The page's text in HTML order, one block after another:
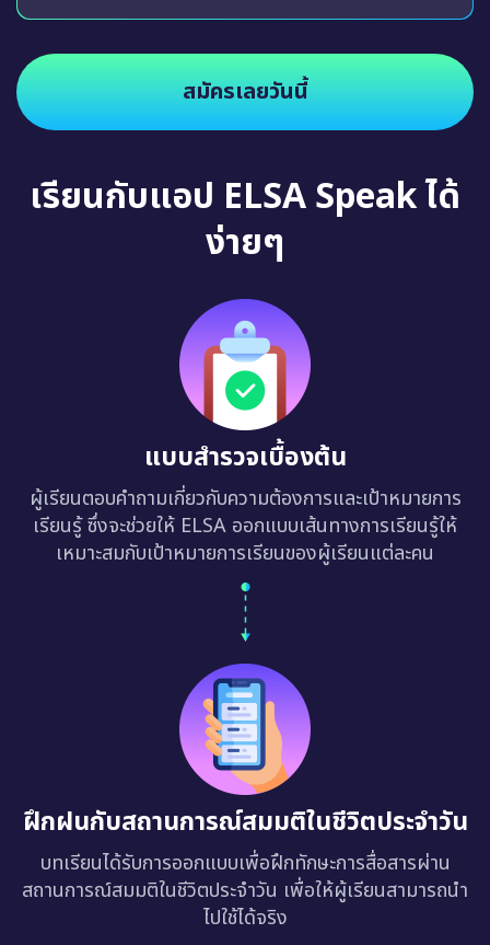
สมัครเลยวันนี้
เรียนกับแอป ELSA Speak ได้
ง่ายๆ
แบบสำรวจเบื้องต้น
ผู้เรียนตอบคำถามเกี่ยวกับความต้องการและเป้าหมายการ
เรียนรู้ ซึ่งจะช่วยให้ ELSA ออกแบบเส้นทางการเรียนรู้ให้
เหมาะสมกับเป้าหมายการเรียนของผู้เรียนแต่ละคน
ฝึกฝนกับสถานการณ์สมมติในชีวิตประจำวัน
บทเรียนได้รับการออกแบบเพื่อฝึกทักษะการสื่อสารผ่าน
สถานการณ์สมมติในชีวิตประจำวัน เพื่อให้ผู้เรียนสามารถนำ
ไปใช้ได้จริง